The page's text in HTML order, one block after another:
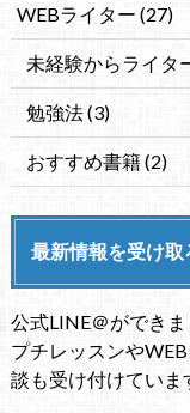
WEBライター (27)
未経験からライタ
勉強法(3)
おすすめ書籍(2)
最新情報を受け取
公式LINE＠ができま
プチレッスンや
談も受け付けていま